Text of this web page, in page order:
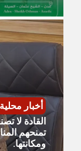
أخبار محلية
القادة لا
تمنحهم
ومكانتها.